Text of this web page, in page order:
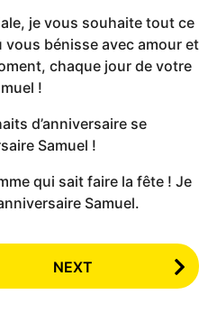
je vous souhaite tout ce
vous bénisse avec amour et
chaque jour de votre
!
d’anniversaire se
Samuel !
qui sait faire la fête ! Je
Samuel.
NEXT